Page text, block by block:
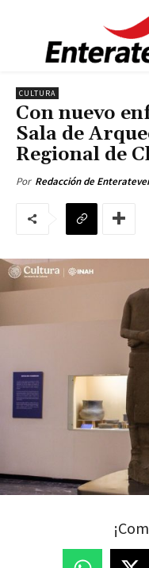
CULTURA
Con nuevo
Sala de
Regional de
Por Redacción de